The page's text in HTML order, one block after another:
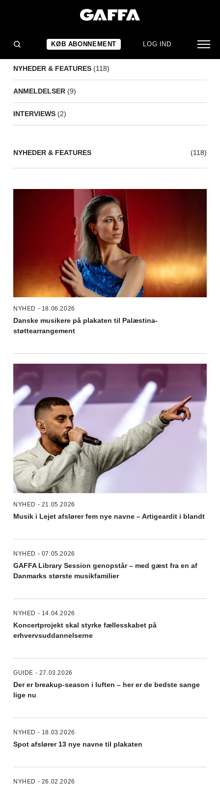
KØB ABONNEMENT LOG IND
NYHEDER & FEATURES (118)
ANMELDELSER (9)
INTERVIEWS (2)
NYHEDER & FEATURES (118)
NYHED - 18.06.2026
Danske musikere på plakaten til Palæstina-
støttearrangement
NYHED - 21.05.2026
Musik i Lejet afslører fem nye navne – Artigeardit i blandt
NYHED - 07.05.2026
GAFFA Library Session genopstår – med gæst fra en af
Danmarks største musikfamilier
NYHED - 14.04.2026
Koncertprojekt skal styrke fællesskabet på
erhvervsuddannelserne
GUIDE - 27.03.2026
Der er breakup-season i luften – her er de bedste sange
lige nu
NYHED - 18.03.2026
Spot afslører 13 nye navne til plakaten
NYHED - 26.02.2026